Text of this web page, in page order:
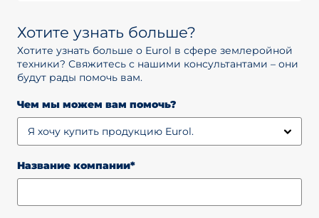
Хотите узнать больше?
Хотите узнать больше о Eurol в сфере землеройной
техники? Свяжитесь с нашими консультантами – они
будут рады помочь вам.
Чем мы можем вам помочь?
Название компании*